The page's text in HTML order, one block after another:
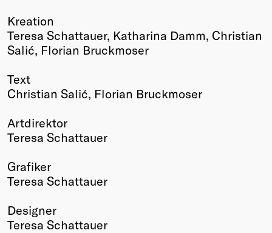
Kreation
Teresa Schattauer, Katharina Damm, Christian
Salić, Florian Bruckmoser
Text
Christian Salić, Florian Bruckmoser
Artdirektor
Teresa Schattauer
Grafiker
Teresa Schattauer
Designer
Teresa Schattauer